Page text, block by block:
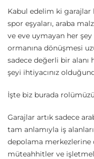
Kabul edelim ki garajlar
spor eşyaları, araba
ve eve uymayan her şey
ormanına dönüşmesi
sadece değerli bir alanı
şeyi ihtiyacınız
İşte biz burada
Garajlar artık sadece
tam anlamıyla iş
depolama merkezlerine
müteahhitler ve